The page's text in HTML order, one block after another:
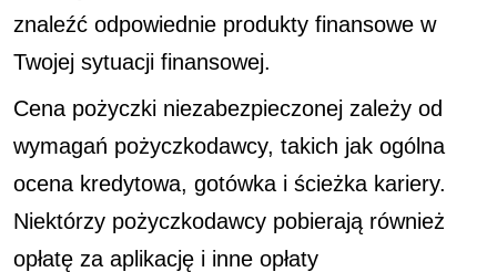
znaleźć odpowiednie produkty finansowe w
Twojej sytuacji finansowej.
Cena pożyczki niezabezpieczonej zależy od
wymagań pożyczkodawcy, takich jak ogólna
ocena kredytowa, gotówka i ścieżka kariery.
Niektórzy pożyczkodawcy pobierają również
opłatę za aplikację i inne opłaty